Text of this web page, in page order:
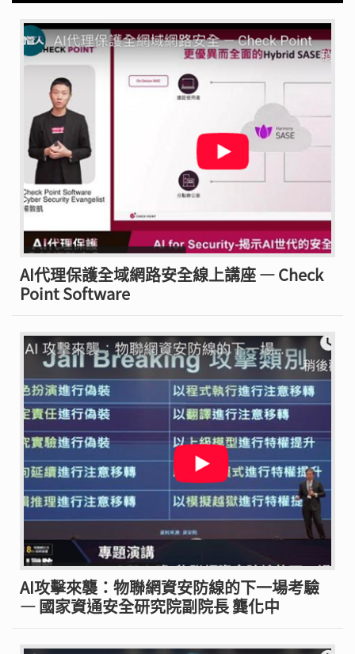
AI代理保護全域網路安全線上講座 — Check
Point Software
AI攻擊來襲：物聯網資安防線的下一場考驗
— 國家資通安全研究院副院長 龔化中